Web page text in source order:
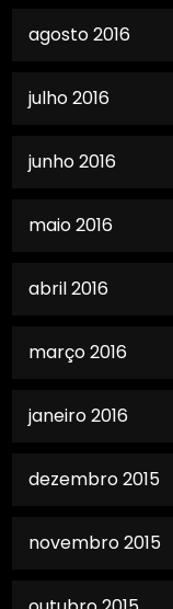
agosto 2016
julho 2016
junho 2016
maio 2016
abril 2016
março 2016
janeiro 2016
dezembro 2015
novembro 2015